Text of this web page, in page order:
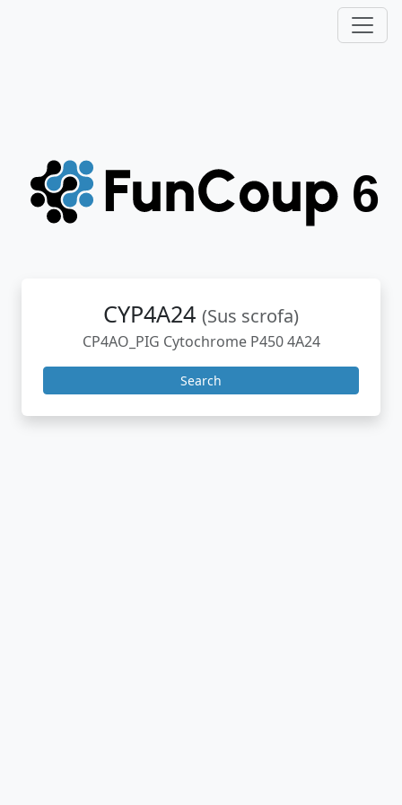
CYP4A24 (Sus scrofa)
CP4AO_PIG Cytochrome P450 4A24
Search